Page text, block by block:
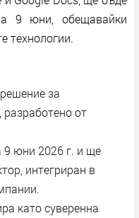
9 юни, обещавайки
технологии.
за
разработено от
9 юни 2026 г. и ще
интегриран в
като суверенна